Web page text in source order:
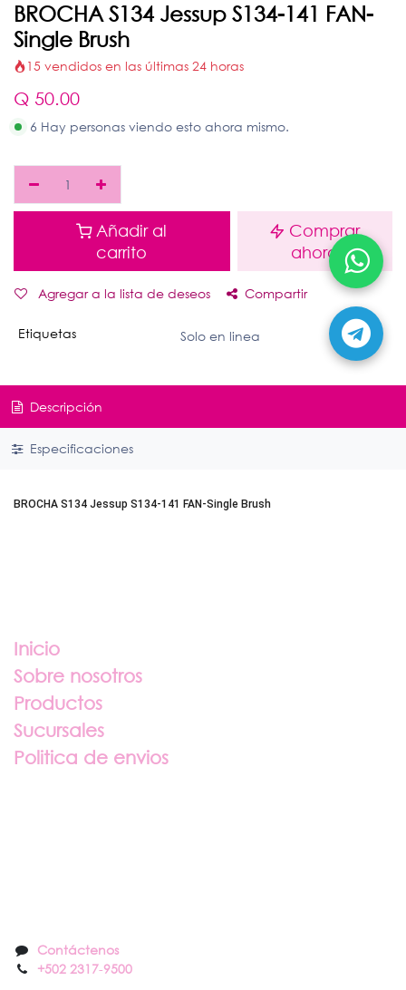
BROCHA S134 Jessup S134-141 FAN-
Single Brush
15 vendidos en las últimas 24 horas
Q 50.00
6 Hay personas viendo esto ahora mismo.
Añadir al
carrito
Comprar
ahora
Agregar a la lista de deseos Compartir
Etiquetas Solo en linea
Descripción
Especificaciones
BROCHA S134 Jessup S134-141 FAN-Single Brush
Inicio
Sobre nosotros
Productos
Sucursales
Politica de envios
Contáctenos
+502 2317-9500